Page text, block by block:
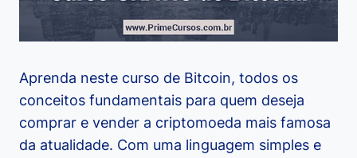
Aprenda neste curso de Bitcoin, todos os
conceitos fundamentais para quem deseja
comprar e vender a criptomoeda mais famosa
da atualidade. Com uma linguagem simples e